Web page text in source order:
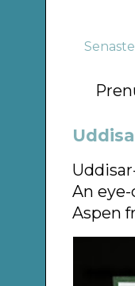
An
Aspen